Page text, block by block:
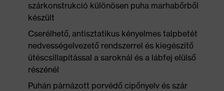
szárkonstrukció különösen puha marhabőrből
készült
Cserélhető, antisztatikus kényelmes talpbetét
nedvességelvezető rendszerrel és kiegészítő
ütéscsillapítással a saroknál és a lábfej elülső
részénél
Puhán párnázott porvédő cipőnyelv és szár